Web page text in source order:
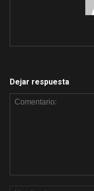
Dejar respuesta